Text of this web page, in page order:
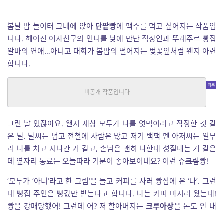
봄날 밤 놀이터 그네에 앉아 단팥빵에 맥주를 먹고 싶어지는 작품입
니다. 헤어진 여자친구의 언니를 낮에 만난 직장인과 뚜레주르 빵집
알바의 연애…아니고 대화가 봄밤의 떨어지는 벚꽃잎처럼 왠지 아련
합니다.
Kozmic blues
최참치
그런 날 있잖아요. 왠지 세상 모두가 나를 엿먹이려고 작정한 것 같
은 날. 날씨는 덥고 전철에 사람은 많고 저기 백팩 멘 아저씨는 일부
러 나를 치고 지나간 거 같고, 손님은 괜히 나한테 성질내는 거 같은
데 옆자리 동료는 오늘따라 기분이 좋아보이네요? 이런 슈크림빵!
‘모두가 ‘아니’라고 한 그림’을 들고 커피를 사러 빵집에 온 ‘나’. 그런
데 빵집 주인은 빵값만 받는다고 합니다. 나는 커피 마시러 왔는데!
빵을 강매당했어! 그런데 어? 저 할아버지는크루아상을 돈도 안 내